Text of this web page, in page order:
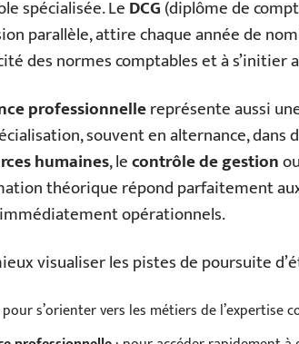
spécialisée. LeDCG(diplôme de
parallèle, attire chaque année de
des normes comptables et à s’initier
professionnellereprésente aussi
souvent en alternance, dans
humaines, lecontrôle de gestion
théorique répond parfaitement
opérationnels.
visualiser les pistes de poursuite
s’orienter vers les métiers de